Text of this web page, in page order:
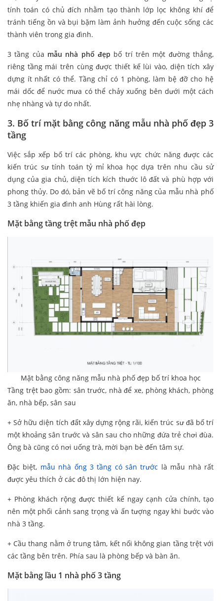
tính toán có chủ đích nhằm tạo thành lớp lọc không khí để
tránh tiếng ồn và bụi bặm làm ảnh hưởng đến cuộc sống các
thành viên trong gia đình.
3 tầng của mẫu nhà phố đẹp bố trí trên một đường thẳng,
riêng tầng mái trên cùng được thiết kế lùi vào, diện tích xây
dựng ít nhất có thể. Tầng chỉ có 1 phòng, làm bệ đỡ cho hệ
mái dốc để nước mưa có thể chảy xuống bên dưới một cách
nhẹ nhàng và tự do nhất.
3. Bố trí mặt bằng công năng mẫu nhà phố đẹp 3
tầng
Việc sắp xếp bố trí các phòng, khu vực chức năng được các
kiến trúc sư tính toán tỷ mỉ khoa học dựa trên nhu cầu sử
dụng của gia chủ, diện tích kích thước lô đất và phù hợp với
phong thủy. Do đó, bản vẽ bố trí công năng của mẫu nhà phố
3 tầng khiến gia đình anh Hùng rất hài lòng.
Mặt bằng tầng trệt mẫu nhà phố đẹp
Mặt bằng công năng mẫu nhà phố đẹp bố trí khoa học
Tầng trệt bao gồm: sân trước, nhà để xe, phòng khách, phòng
ăn, nhà bếp, sân sau
+ Sở hữu diện tích đất xây dựng rộng rãi, kiến trúc sư đã bố trí
một khoảng sân trước và sân sau cho những đứa trẻ chơi đùa.
Ông bà cũng có nơi uống trà, mời bạn bè đến tâm sự.
Đặc biệt, mẫu nhà ống 3 tầng có sân trước là mẫu nhà rất
được yêu thích ở các đô thị lớn hiện nay.
+ Phòng khách rộng được thiết kế ngay cạnh cửa chính, tạo
nên một phối cảnh sang trọng và ấn tượng ngay khi bước vào
nhà 3 tầng.
+ Cầu thang nằm ở trung tâm, kết nối không gian tầng trệt với
các tầng bên trên. Phía sau là phòng bếp và bàn ăn.
Mặt bằng lầu 1 nhà phố 3 tầng